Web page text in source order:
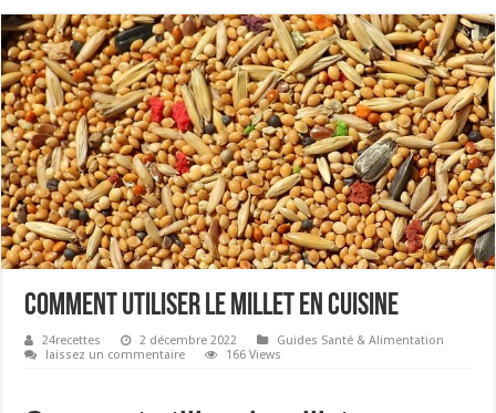
Comment utiliser le millet en cuisine
24recettes 2 décembre 2022
Guides Santé & Alimentation
laissez un commentaire
166 Views